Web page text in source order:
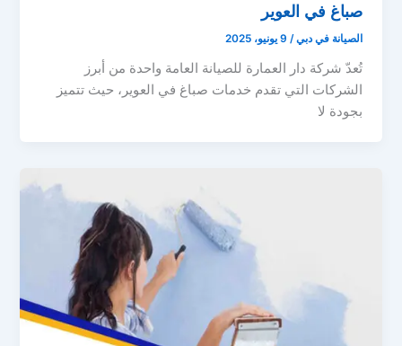
صباغ في العوير
الصيانة في دبي/ 9 يونيو، 2025
تُعدّ شركة دار العمارة للصيانة العامة واحدة من أبرز
الشركات التي تقدم خدمات صباغ في العوير، حيث تتميز
بجودة لا